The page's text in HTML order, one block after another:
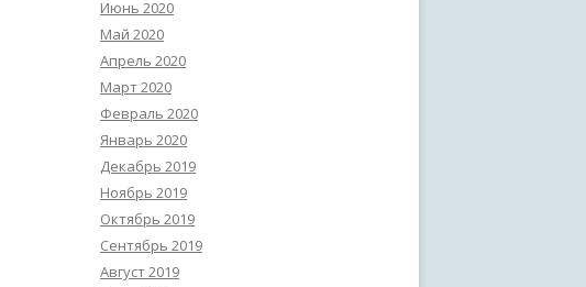
Июнь 2020
Май 2020
Апрель 2020
Март 2020
Февраль 2020
Январь 2020
Декабрь 2019
Ноябрь 2019
Октябрь 2019
Сентябрь 2019
Август 2019